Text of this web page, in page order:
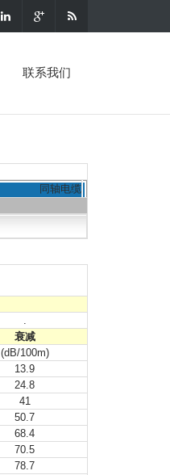
联系我们
同轴电缆
.
衰减
(dB/100m)
13.9
24.8
41
50.7
68.4
70.5
78.7